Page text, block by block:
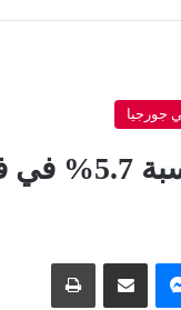
جورجيا
ماسنجر مشاركة عبر البريد طباعة